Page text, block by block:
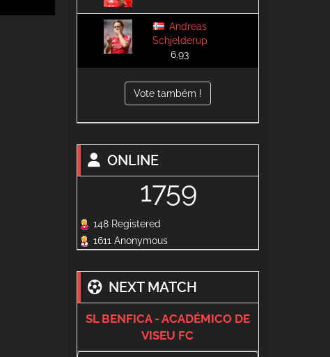
Andreas
Schjelderup
6.93
Vote também !
ONLINE
1759
148 Registered
1611 Anonymous
NEXT MATCH
SL BENFICA - ACADÉMICO DE
VISEU FC